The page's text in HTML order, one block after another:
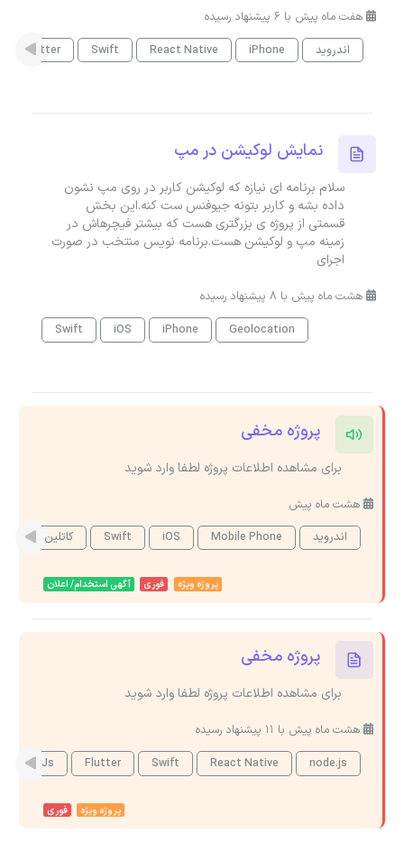
هفت ماه پیش با 6 پیشنهاد رسیده
اندروید
iPhone
React Native
Swift
Flutter
نمایش لوکیشن در مپ
سلام برنامه ای نیازه که لوکیشن کاربر در روی مپ نشون
داده بشه و کاربر بتونه جیوفنس ست کنه.این بخش
قسمتی از پروژه ی بزرگتری هست که بیشتر فیچرهاش در
زمینه مپ و لوکیشن هست.برنامه نویس منتخب در صورت
اجرای
هشت ماه پیش با 8 پیشنهاد رسیده
Geolocation
iPhone
iOS
Swift
پروژه مخفی
برای مشاهده اطلاعات پروژه لطفا وارد شوید
هشت ماه پیش
اندروید
Mobile Phone
iOS
Swift کاتلین
پروژه ویژه فوری آگهی استخدام/ اعلان
پروژه مخفی
برای مشاهده اطلاعات پروژه لطفا وارد شوید
هشت ماه پیش با 11 پیشنهاد رسیده
node.js
React Native
Swift
Flutter
NextJs
پروژه ویژه فوری